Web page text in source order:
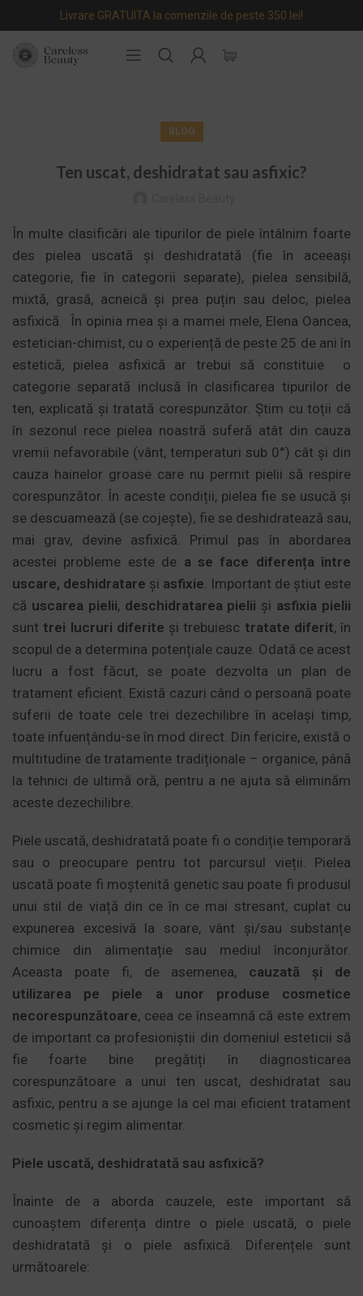
Livrare GRATUITA la comenzile de peste 350 lei!
BLOG
Ten uscat, deshidratat sau asfixic?
În multe clasificări ale tipurilor de piele întâlnim foarte
des pielea uscată și deshidratată (fie în aceeași
categorie, fie în categorii separate), pielea sensibilă,
mixtă, grasă, acneică și prea puțin sau deloc, pielea
asfixică. În opinia mea și a mamei mele, Elena Oancea,
estetician-chimist, cu o experiență de peste 25 de ani în
estetică, pielea asfixică ar trebui să constituie o
categorie separată inclusă în clasificarea tipurilor de
ten, explicată și tratată corespunzător. Știm cu toții că
în sezonul rece pielea noastră suferă atât din cauza
vremii nefavorabile (vânt, temperaturi sub 0°) cât și din
cauza hainelor groase care nu permit pielii să respire
corespunzător. În aceste condiții, pielea fie se usucă și
se descuamează (se cojește), fie se deshidratează sau,
mai grav, devine asfixică. Primul pas în abordarea
acestei probleme este de a se face diferența între
uscare, deshidratare și asfixie. Important de știut este
că uscarea pielii, deschidratarea pielii și asfixia pielii
sunttrei lucruri diferite și trebuiesc tratate diferit, în
scopul de a determina potențiale cauze. Odată ce acest
lucru a fost făcut, se poate dezvolta un plan de
tratament eficient. Există cazuri când o persoană poate
suferii de toate cele trei dezechilibre în același timp,
toate infuențându-se în mod direct. Din fericire, există o
multitudine de tratamente tradiționale – organice, până
la tehnici de ultimă oră, pentru a ne ajuta să eliminăm
aceste dezechilibre.
Piele uscată, deshidratată poate fi o condiție temporară
sau o preocupare pentru tot parcursul vieții. Pielea
uscată poate fi moștenită genetic sau poate fi produsul
unui stil de viață din ce în ce mai stresant, cuplat cu
expunerea excesivă la soare, vânt și/sau substanțe
chimice din alimentație sau mediul înconjurător.
Aceasta poate fi, de asemenea, cauzată și de
utilizarea pe piele a unor produse cosmetice
necorespunzătoare, ceea ce înseamnă că este extrem
de important ca profesioniștii din domeniul esteticii să
fie foarte bine pregătiți în diagnosticarea
corespunzătoare a unui ten uscat, deshidratat sau
asfixic, pentru a se ajunge la cel mai eficient tratament
cosmetic și regim alimentar.
Piele uscată, deshidratată sau asfixică?
Înainte de a aborda cauzele, este important să
cunoaștem diferența dintre o piele uscată, o piele
deshidratată și o piele asfixică. Diferențele sunt
următoarele: